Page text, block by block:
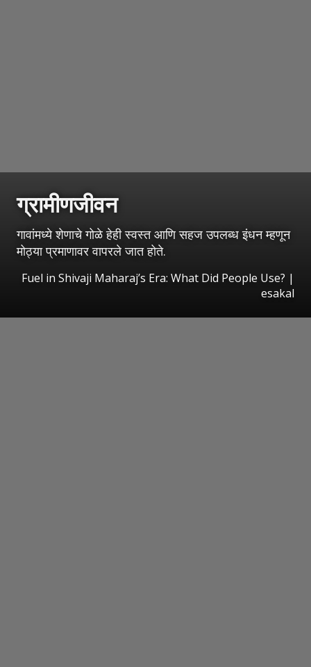
ग्रामीणजीवन
गावांमध्ये शेणाचे गोळे हेही स्वस्त आणि सहज उपलब्ध इंधन म्हणून
मोठ्या प्रमाणावर वापरले जात होते.
Fuel in Shivaji Maharaj’s Era: What Did People Use? |
esakal